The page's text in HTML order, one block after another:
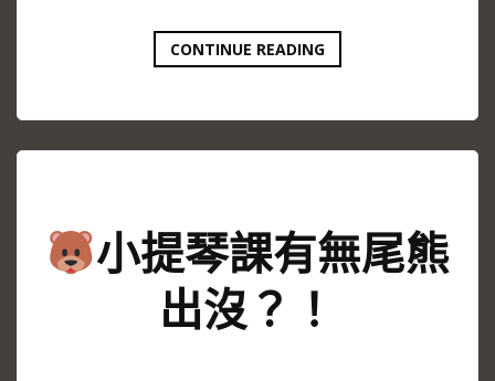
CONTINUE READING成
人
生
老
師
的
小提琴課有無尾熊
出沒？！